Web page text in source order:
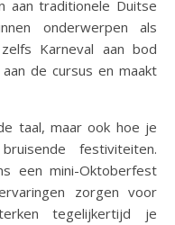
traditionele Duitse
onderwerpen als
Karneval aan bod
de cursus en maakt
taal, maar ook hoe je
festiviteiten.
een mini-Oktoberfest
zorgen voor
tegelijkertijd je